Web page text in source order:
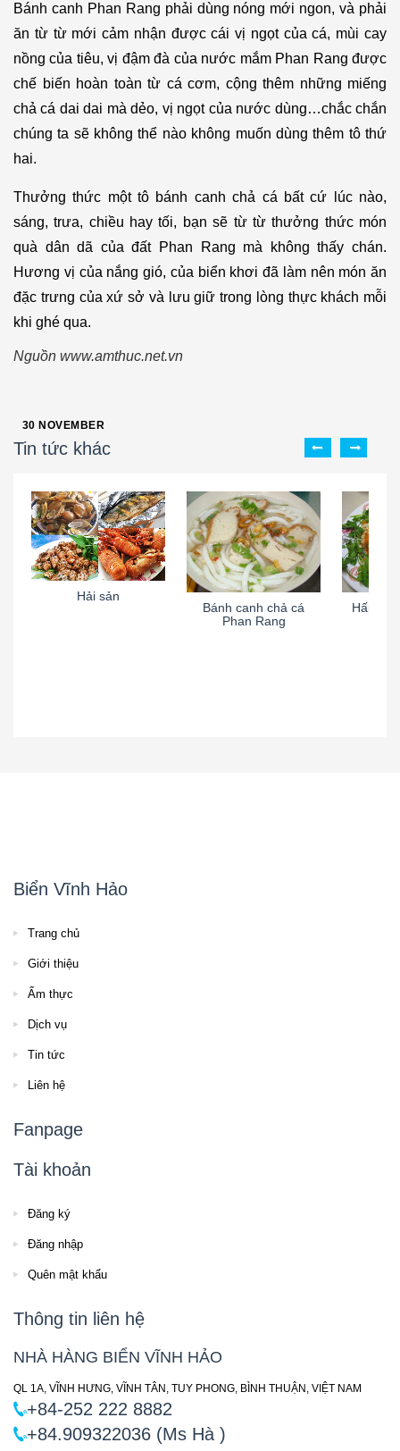
Bánh canh Phan Rang phải dùng nóng mới ngon, và phải
ăn từ từ mới cảm nhận được cái vị ngọt của cá, mùi cay
nồng của tiêu, vị đậm đà của nước mắm Phan Rang được
chế biến hoàn toàn từ cá cơm, cộng thêm những miếng
chả cá dai dai mà dẻo, vị ngọt của nước dùng…chắc chắn
chúng ta sẽ không thể nào không muốn dùng thêm tô thứ
hai.
Thưởng thức một tô bánh canh chả cá bất cứ lúc nào,
sáng, trưa, chiều hay tối, bạn sẽ từ từ thưởng thức món
quà dân dã của đất Phan Rang mà không thấy chán.
Hương vị của nắng gió, của biển khơi đã làm nên món ăn
đặc trưng của xứ sở và lưu giữ trong lòng thực khách mỗi
khi ghé qua.
Nguồn www.amthuc.net.vn
30 NOVEMBER
Tin tức khác
Hải sản
Bánh canh chả cá
Phan Rang
Hấp
Biển Vĩnh Hảo
Trang chủ
Giới thiệu
Ẩm thực
Dịch vụ
Tin tức
Liên hệ
Fanpage
Tài khoản
Đăng ký
Đăng nhập
Quên mật khẩu
Thông tin liên hệ
NHÀ HÀNG BIỂN VĨNH HẢO
QL 1A, VĨNH HƯNG, VĨNH TÂN, TUY PHONG, BÌNH THUẬN, VIỆT NAM
+84-252 222 8882
+84.909322036 (Ms Hà )